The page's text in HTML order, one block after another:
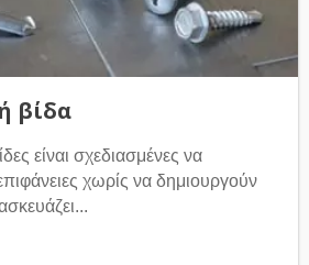
βίδα
είναι σχεδιασμένες να
χωρίς να δημιουργούν